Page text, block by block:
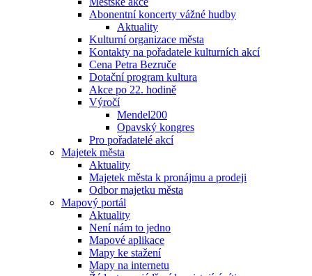
Abonentní koncerty vážné hudby
Aktuality
Kulturní organizace města
Kontakty na pořadatele kulturních akcí
Cena Petra Bezruče
Dotační program kultura
Akce po 22. hodině
Výročí
Mendel200
Opavský kongres
Pro pořadatelé akcí
Majetek města
Aktuality
Majetek města k pronájmu a prodeji
Odbor majetku města
Mapový portál
Aktuality
Není nám to jedno
Mapové aplikace
Mapy ke stažení
Mapy na internetu